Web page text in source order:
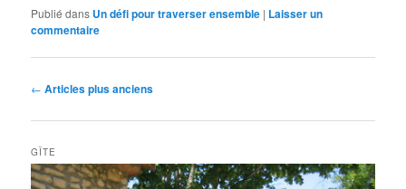
Publié dans Un défi pour traverser ensemble | Laisser un
commentaire
Navigation
articles
← Articles plus anciens
GÎTE